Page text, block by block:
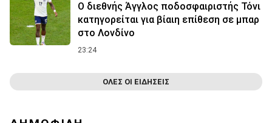
Ο διεθνής Άγγλος ποδοσφαιριστής Τόνι
κατηγορείται για βίαιη επίθεση σε μπαρ
στο Λονδίνο
23:24
ΟΛΕΣ ΟΙ ΕΙΔΗΣΕΙΣ